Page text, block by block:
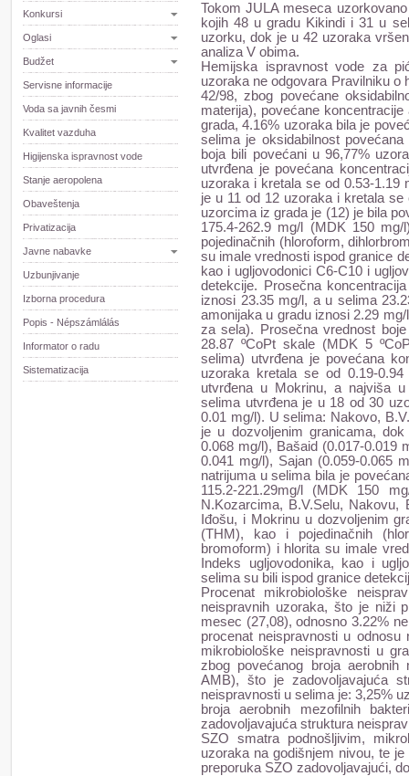
Konkursi
Oglasi
Budžet
Servisne informacije
Voda sa javnih česmi
Kvalitet vazduha
Higijenska ispravnost vode
Stanje aeropolena
Obaveštenja
Privatizacija
Javne nabavke
Uzbunjivanje
Izborna procedura
Popis - Népszámlálás
Informator o radu
Sistematizacija
Tokom JULA meseca
kojih 48 u gradu Kikindi i 31 u
uzorku, dok je u 42 uzoraka
analiza V obima.
Hemijska ispravnost vode za
uzoraka ne odgovara Pravilniku o
42/98, zbog povećane
materija), povećane
grada, 4.16% uzoraka bila je
selima je oksidabilnost
boja bili povećani u 96,77%
utvrđena je povećana
uzoraka i kretala se od 0.53-1.19
je u 11 od 12 uzoraka i kretala
uzorcima iz grada je (12) je bila
175.4-262.9 mg/l (MDK 150
pojedinačnih (hloroform,
su imale vrednosti ispod granice
kao i ugljovodonici C6-C10 i
detekcije. Prosečna
iznosi 23.35 mg/l, a u selima
amonijaka u gradu iznosi 2.29
za sela). Prosečna vrednost
28.87 ºCoPt skale (MDK 5
selima) utvrđena je povećana
uzoraka kretala se od 0.19-
utvrđena u Mokrinu, a najviša
selima utvrđena je u 18 od 30
0.01 mg/l). U selima: Nakovo,
je u dozvoljenim granicama,
0.068 mg/l), Bašaid (0.017-0.019
0.041 mg/l), Sajan (0.059-0.065
natrijuma u selima bila je
115.2-221.29mg/l (MDK 150
N.Kozarcima, B.V.Selu, Nakovu,
Iđošu, i Mokrinu u dozvoljenim
(THM), kao i pojedinačnih
bromoform) i hlorita su imale
Indeks ugljovodonika, kao i
selima su bili ispod granice
Procenat mikrobiološke
neispravnih uzoraka, što je niži
mesec (27,08), odnosno 3.22%
procenat neispravnosti u
mikrobiološke neispravnosti u
zbog povećanog broja aerobnih
AMB), što je zadovoljavajuća
neispravnosti u selima je: 3,25%
broja aerobnih mezofilnih
zadovoljavajuća struktura
SZO smatra podnošljivim,
uzoraka na godišnjem nivou, te
preporuka SZO zadovoljavajući,